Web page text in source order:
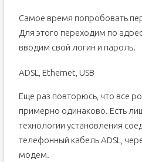
Самое время попробовать
Для этого переходим по
вводим свой логин и пароль.
ADSL, Ethernet, USB
Еще раз повторюсь, что все
примерно одинаково. Есть
технологии установления
телефонный кабель ADSL,
модем.